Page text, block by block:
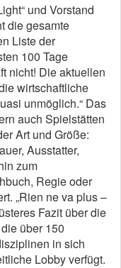
und Vorstand
die gesamte
Liste der
100 Tage
nicht! Die aktuellen
wirtschaftliche
unmöglich.“ Das
auch Spielstätten
Art und Größe:
Ausstatter,
zum
Regie oder
„Rien ne va plus –
Fazit über die
über 150
in sich
Lobby verfügt.